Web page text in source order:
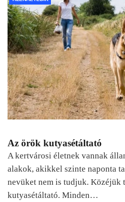
Az örök kutyasétáltató
A kertvárosi életnek vannak
alakok, akikkel szinte naponta
nevüket nem is tudjuk. Közéjük
kutyasétáltató. Minden…